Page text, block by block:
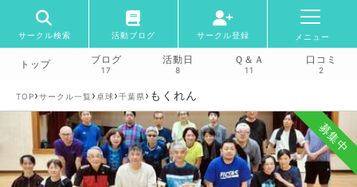
サークル検索 活動ブログ サークル登録 メニュー
トップ ブログ
17
活動日
8
Ｑ＆Ａ
11
口コミ
2
TOP›サークル一覧 › 卓球 ›千葉県› もくれん
募集中